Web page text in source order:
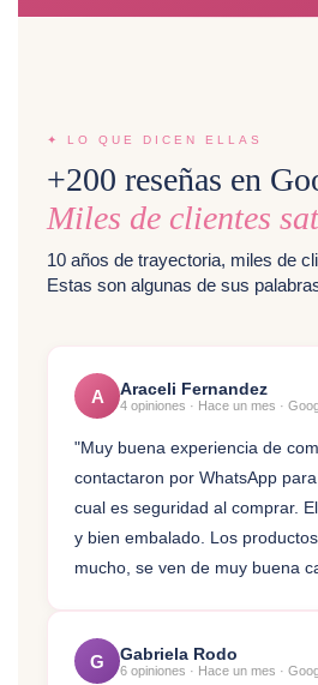
✦ LO QUE DICEN ELLAS
+200 reseñas en
Miles de clientes
10 años de trayectoria, miles de
Estas son algunas de sus
A Araceli Fernandez
4 opiniones · Hace un mes ·
"Muy buena experiencia de
contactaron por WhatsApp
cual es seguridad al comprar.
y bien embalado. Los
mucho, se ven de muy buena
G Gabriela Rodo
6 opiniones · Hace un mes ·